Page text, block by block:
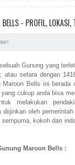
- PROFIL, LOKASI,
Gunung yang
atau setara dengan
Maroon Bells ini
cukup anda bisa
melakukan
diijinkan oleh
kokoh dan
Maroon Bells :